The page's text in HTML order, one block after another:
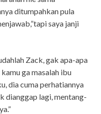
ditumpahkan pula
saya janji
Zack, gak apa-apa
ga masalah ibu
dia cuma perhatiannya
dianggap lagi, mentang-